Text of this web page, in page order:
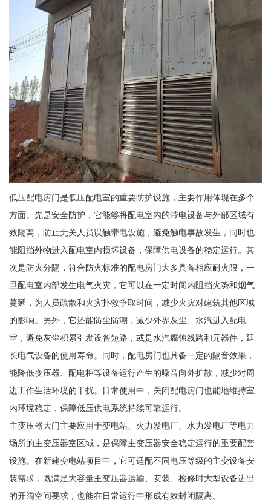
低压配电房门是低压配电室的重要防护设施，主要作用体现在多个
方面。先是安全防护，它能够将配电室内的带电设备与外部区域有
效隔离，防止无关人员误触带电设施，避免触电事故发生，同时也
能阻挡外物进入配电室内损坏设备，保障供电设备的稳定运行。其
次是防火分隔，符合防火标准的配电房门大多具备相应耐火限，一
旦配电室内部发生电气火灾，它可以在一定时间内阻挡火势和烟气
蔓延，为人员疏散和火灾扑救争取时间，减少火灾对建筑其他区域
的影响。另外，它还能防尘防潮，减少外界灰尘、水汽进入配电
室，避免灰尘积累引发设备短路，或是水汽腐蚀线路和元器件，延
长电气设备的使用寿命。同时，配电房门也具备一定的隔音效果，
能降低变压器、配电柜等设备运行产生的噪音向外扩散，减少对周
边工作生活环境的干扰。日常使用中，关闭配电房门也能地维持室
内环境稳定，保障低压供电系统持续可靠运行。
主变压器大门主要应用于变电站、火力发电厂、水力发电厂等电力
场所的主变压器室区域，是保障主变压器安全稳定运行的重要配套
设施。在新建变电站项目中，它可适配不同电压等级的主变设备安
装需求，既满足大容量主变压器运输、安装、检修时大型设备进出
的开阔空间要求，也能在日常运行中形成有效封闭隔离。